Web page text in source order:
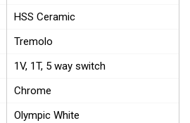
HSS Ceramic
Tremolo
1V, 1T, 5 way switch
Chrome
Olympic White